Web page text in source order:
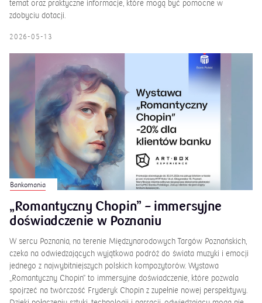
temat oraz praktyczne informacje, które mogą być pomocne w
zdobyciu dotacji.
2026-05-13
Bankomania
„Romantyczny Chopin” – immersyjne
doświadczenie w Poznaniu
W sercu Poznania, na terenie Międzynarodowych Targów Poznańskich,
czeka na odwiedzających wyjątkowa podróż do świata muzyki i emocji
jednego z najwybitniejszych polskich kompozytorów. Wystawa
„Romantyczny Chopin” to immersyjne doświadczenie, które pozwala
spojrzeć na twórczość Fryderyk Chopin z zupełnie nowej perspektywy.